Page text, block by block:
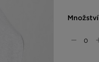
Množství